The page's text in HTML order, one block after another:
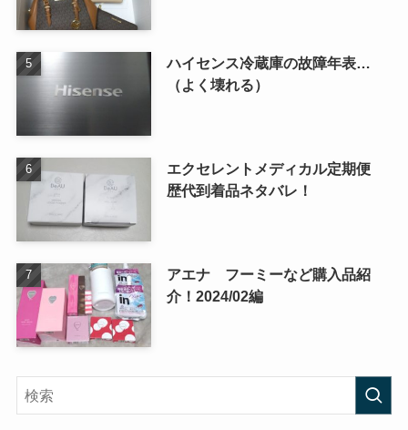
ハイセンス冷蔵庫の故障年表…
（よく壊れる）
エクセレントメディカル定期便
歴代到着品ネタバレ！
アエナ フーミーなど購入品紹
介！2024/02編